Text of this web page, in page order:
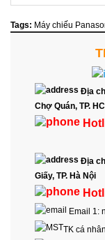
Tags: Máy chiếu
Địa
Chợ Quán, TP.
Địa
Giấy, TP. Hà Nội
Email 1:
TK cá